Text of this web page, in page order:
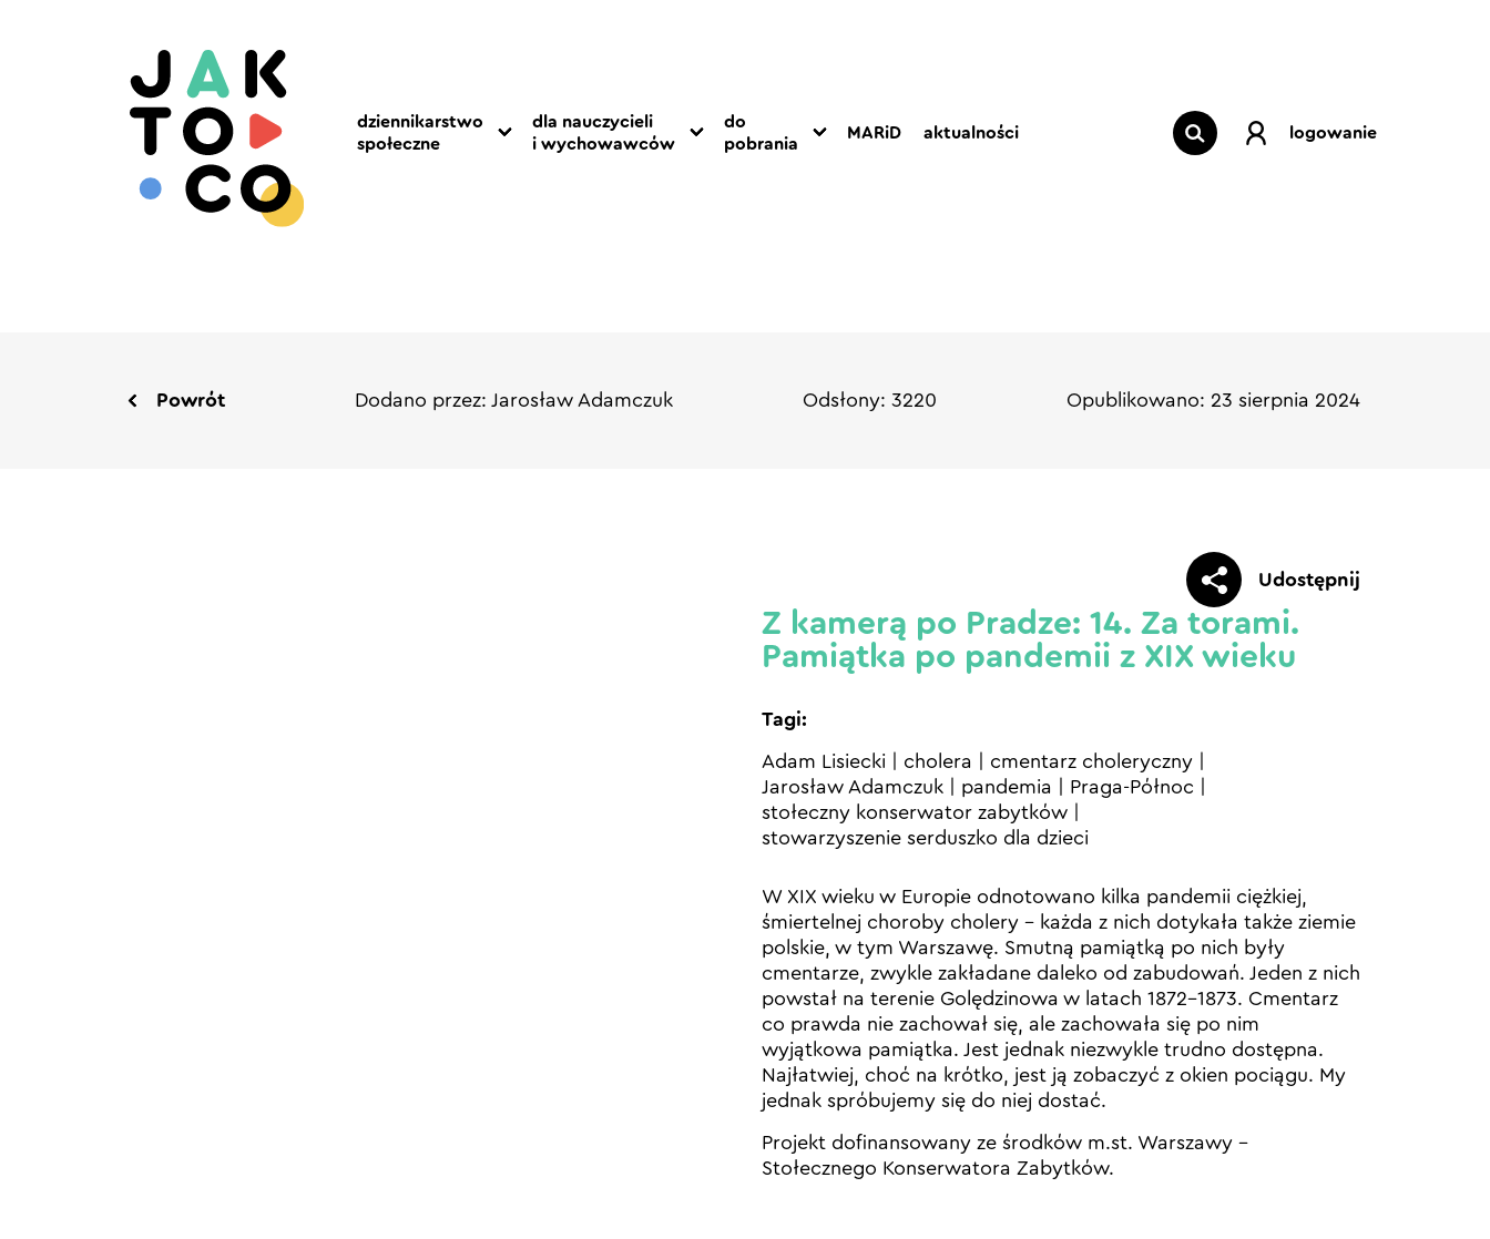
dziennikarstwo
społeczne
dla nauczycieli
i wychowawców
do
pobrania
MARiD aktualności logowanie
Powrót Dodano przez: Jarosław Adamczuk Odsłony: 3220 Opublikowano: 23 sierpnia 2024
Udostępnij
Z kamerą po Pradze: 14. Za torami.
Pamiątka po pandemii z XIX wieku
Tagi:
Adam Lisiecki cholera cmentarz choleryczny
Jarosław Adamczuk
pandemia Praga-Północ
stołeczny konserwator zabytków
stowarzyszenie serduszko dla dzieci
W XIX wieku w Europie odnotowano kilka pandemii ciężkiej,
śmiertelnej choroby cholery – każda z nich dotykała także ziemie
polskie, w tym Warszawę. Smutną pamiątką po nich były
cmentarze, zwykle zakładane daleko od zabudowań. Jeden z nich
powstał na terenie Golędzinowa w latach 1872-1873. Cmentarz
co prawda nie zachował się, ale zachowała się po nim
wyjątkowa pamiątka. Jest jednak niezwykle trudno dostępna.
Najłatwiej, choć na krótko, jest ją zobaczyć z okien pociągu. My
jednak spróbujemy się do niej dostać.
Projekt dofinansowany ze środków m.st. Warszawy –
Stołecznego Konserwatora Zabytków.